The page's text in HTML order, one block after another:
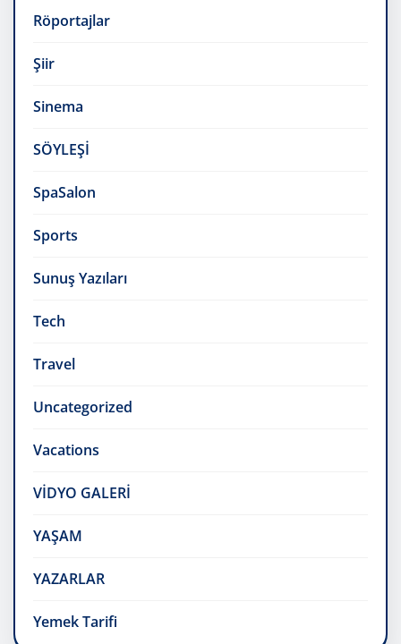
Röportajlar
Şiir
Sinema
SÖYLEŞİ
SpaSalon
Sports
Sunuş Yazıları
Tech
Travel
Uncategorized
Vacations
VİDYO GALERİ
YAŞAM
YAZARLAR
Yemek Tarifi